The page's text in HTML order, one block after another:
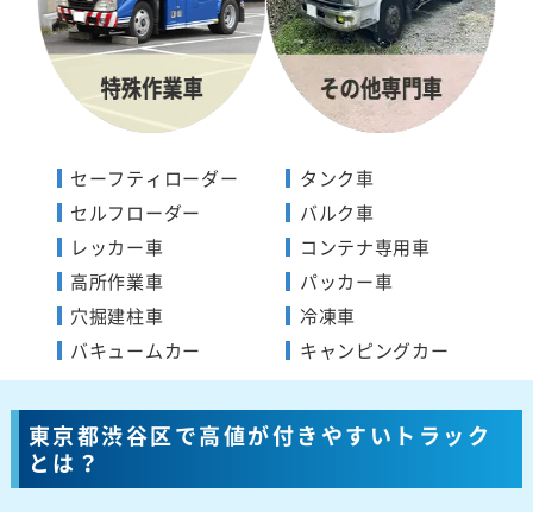
セーフティローダー
セルフローダー
レッカー車
高所作業車
穴掘建柱車
バキュームカー
タンク車
バルク車
コンテナ専用車
パッカー車
冷凍車
キャンピングカー
東京都渋谷区で高値が付きやすいトラック
とは？